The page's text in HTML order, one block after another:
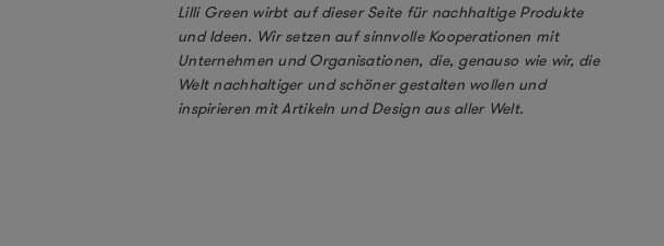
Lilli Green wirbt auf dieser Seite für nachhaltige Produkte
und Ideen. Wir setzen auf sinnvolle Kooperationen mit
Unternehmen und Organisationen, die, genauso wie wir, die
Welt nachhaltiger und schöner gestalten wollen und
inspirieren mit Artikeln und Design aus aller Welt.